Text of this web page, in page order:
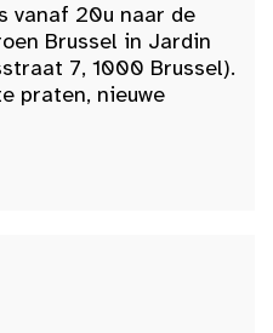
vanaf 20u naar de
Brussel in Jardin
7, 1000 Brussel).
praten, nieuwe